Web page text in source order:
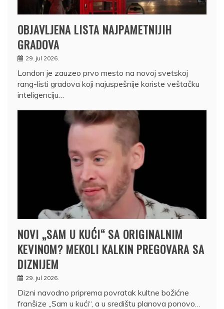
OBJAVLJENA LISTA NAJPAMETNIJIH
GRADOVA
29. jul 2026.
London je zauzeo prvo mesto na novoj svetskoj
rang-listi gradova koji najuspešnije koriste veštačku
inteligenciju…
NOVI „SAM U KUĆI“ SA ORIGINALNIM
KEVINOM? MEKOLI KALKIN PREGOVARA SA
DIZNIJEM
29. jul 2026.
Dizni navodno priprema povratak kultne božićne
franšize „Sam u kući“, a u središtu planova ponovo…